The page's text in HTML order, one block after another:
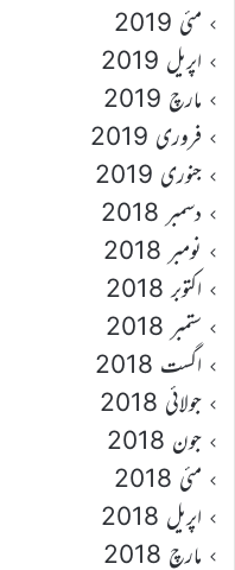
مئی 2019
اپریل 2019
مارچ 2019
فروری 2019
جنوری 2019
دسمبر 2018
نومبر 2018
اکتوبر 2018
ستمبر 2018
اگست 2018
جولائی 2018
جون 2018
مئی 2018
اپریل 2018
مارچ 2018